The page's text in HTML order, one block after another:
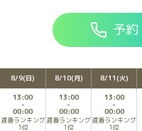
予
8/9(日) 8/10(月) 8/11(火)
13:00
00:00
遅番ランキング
1位
13:00
00:00
遅番ランキング
1位
13:00
00:00
遅番ランキング
1位